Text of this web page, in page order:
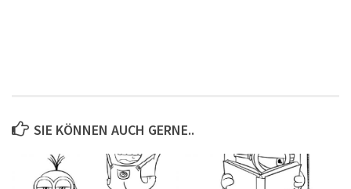
SIE KÖNNEN AUCH GERNE..